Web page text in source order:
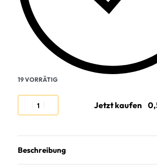
19 VORRÄTIG
Jetzt kaufen
Beschreibung